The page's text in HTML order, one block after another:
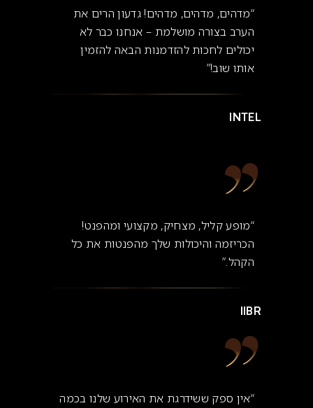
“מדהים, מדהים, מדהים! גדעון הרים את
הערב בצורה מושלמת – אנחנו כבר לא
יכולים לחכות להזדמנות הבאה להזמין
אותו שוב!”
INTEL
“מופע קליל, מצחיק, מקצועי ומהפנט!
הכריזמה והיכולות שלך מהפנטות את כל
הקהל.”
IIBR
“אין ספק ששידרגת את האירוע שלנו בכמה